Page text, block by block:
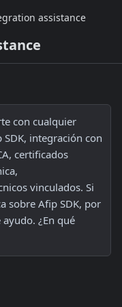
assistance
con cualquier
integración con
certificados
vinculados. Si
sobre Afip SDK, por
¿En qué